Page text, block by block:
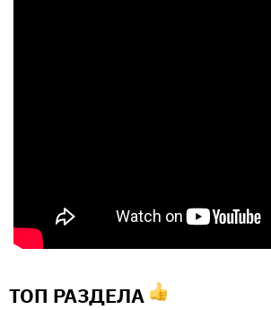
ТОП РАЗДЕЛА